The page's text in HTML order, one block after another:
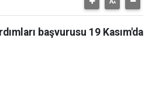
başvurusu 19 Kasım'da